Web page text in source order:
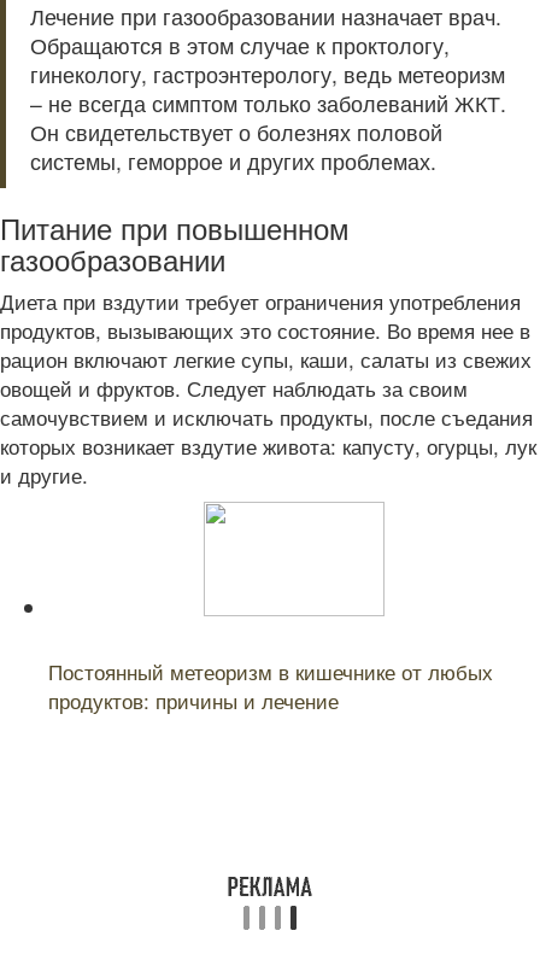
Лечение при газообразовании назначает врач.
Обращаются в этом случае к проктологу,
гинекологу, гастроэнтерологу, ведь метеоризм
– не всегда симптом только заболеваний ЖКТ.
Он свидетельствует о болезнях половой
системы, геморрое и других проблемах.
Питание при повышенном
газообразовании
Диета при вздутии требует ограничения употребления
продуктов, вызывающих это состояние. Во время нее в
рацион включают легкие супы, каши, салаты из свежих
овощей и фруктов. Следует наблюдать за своим
самочувствием и исключать продукты, после съедания
которых возникает вздутие живота: капусту, огурцы, лук
и другие.
Постоянный метеоризм в кишечнике от любых
продуктов: причины и лечение